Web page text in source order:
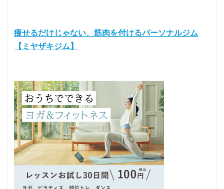
痩せるだけじゃない、筋肉を付けるパーソナルジム
【ミヤザキジム】